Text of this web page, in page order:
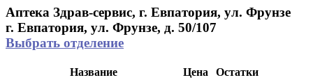
Аптека Здрав-сервис, г. Евпатория, ул. Фрунзе
г. Евпатория, ул. Фрунзе, д. 50/107
Выбрать отделение
Название Цена
Остатки